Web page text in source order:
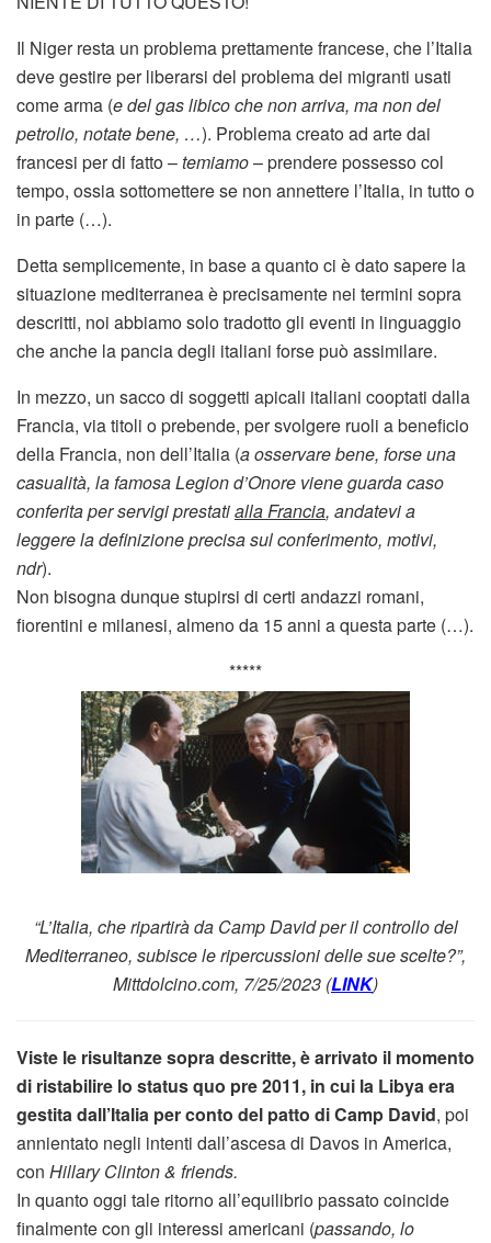
Il Niger resta un problema prettamente francese, che l’Italia
deve gestire per liberarsi del problema dei migranti usati
come arma (e del gas libico che non arriva, ma non del
petrolio, notate bene, …). Problema creato ad arte dai
francesi per di fatto –temiamo– prendere possesso col
tempo, ossia sottomettere se non annettere l’Italia, in tutto o
in parte (…).
Detta semplicemente, in base a quanto ci è dato sapere la
situazione mediterranea è precisamente nei termini sopra
descritti, noi abbiamo solo tradotto gli eventi in linguaggio
che anche la pancia degli italiani forse può assimilare.
In mezzo, un sacco di soggetti apicali italiani cooptati dalla
Francia, via titoli o prebende, per svolgere ruoli a beneficio
della Francia, non dell’Italia (a osservare bene, forse una
casualità, la famosa Legion d’Onore viene guarda caso
conferita per servigi prestatialla Francia, andatevi a
leggere la definizione precisa sul conferimento, motivi,
ndr).
Non bisogna dunque stupirsi di certi andazzi romani,
fiorentini e milanesi, almeno da 15 anni a questa parte (…).
*****
“L’Italia, che ripartirà da Camp David per il controllo del
Mediterraneo, subisce le ripercussioni delle sue scelte?”,
Mittdolcino.com, 7/25/2023 (LINK)
Viste le risultanze sopra descritte, è arrivato il momento
di ristabilire lo status quo pre 2011, in cui la Libya era
gestita dall’Italia per conto del patto di Camp David, poi
annientato negli intenti dall’ascesa di Davos in America,
con Hillary Clinton & friends.
In quanto oggi tale ritorno all’equilibrio passato coincide
finalmente con gli interessi americani (passando, lo